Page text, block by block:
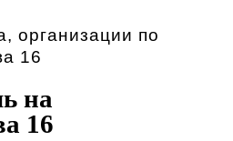
организации по
16
на
16